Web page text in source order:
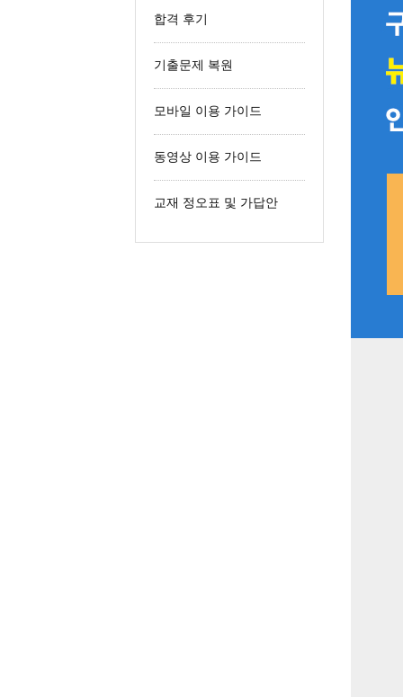
합격 후기
기출문제 복원
모바일 이용 가이드
동영상 이용 가이드
교재 정오표 및 가답안